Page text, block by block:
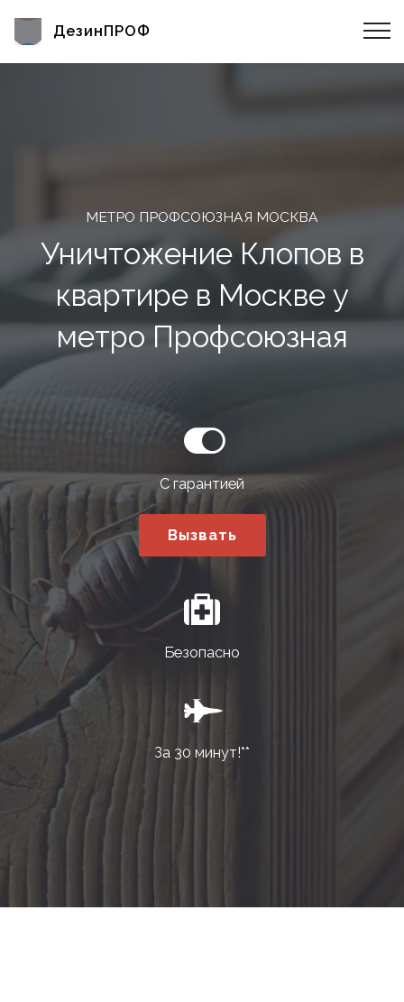
ДезинПРОФ
МЕТРО ПРОФСОЮЗНАЯ МОСКВА
Уничтожение Клопов в
квартире в Москве у
метро Профсоюзная
С гарантией
Вызвать
Безопасно
За 30 минут!**